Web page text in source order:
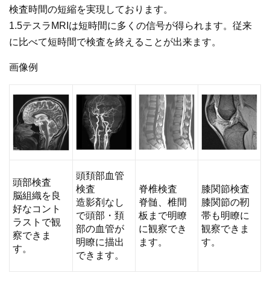
検査時間の短縮を実現しております。
1.5テスラMRIは短時間に多くの信号が得られます。従来
に比べて短時間で検査を終えることが出来ます。
画像例
頭部検査
脳組織を良
好なコント
ラストで観
察できま
す。
頭頚部血管
検査
造影剤なし
で頭部・頚
部の血管が
明瞭に描出
できます。
脊椎検査
脊髄、椎間
板まで明瞭
に観察でき
ます。
膝関節検査
膝関節の靭
帯も明瞭に
観察できま
す。